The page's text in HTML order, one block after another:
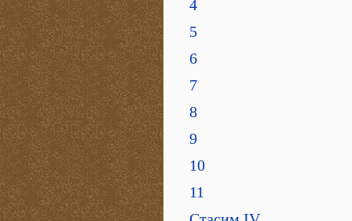
4
5
6
7
8
9
10
11